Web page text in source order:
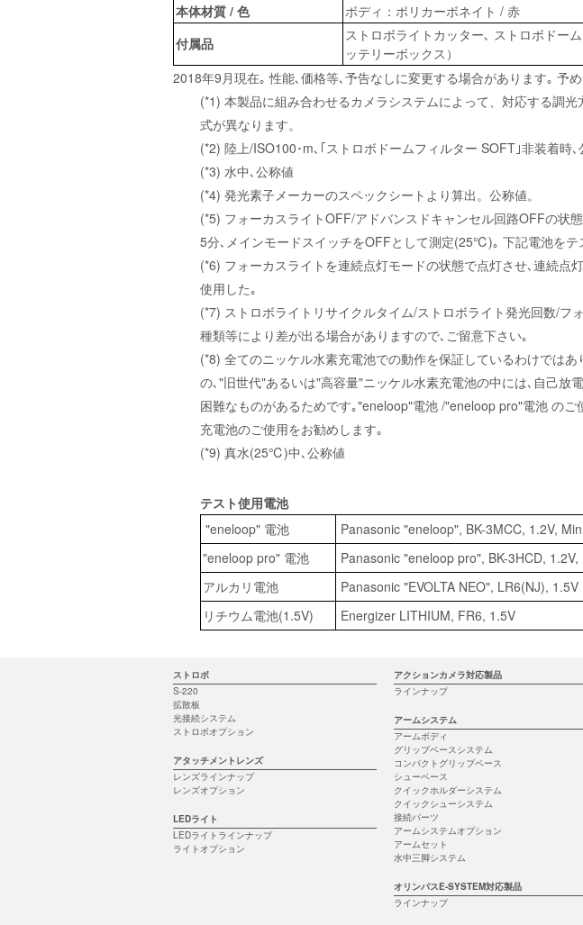
本体材質 / 色
ボディ：ポリカーボネイト / 赤
付属品
ストロボライトカッター､ ストロボドー
ッテリーボックス）
2018年9月現在｡ 性能､価格等､予告なしに変更する場合があります｡ 予
(*1) 本製品に組み合わせるカメラシステムによって、対応する調
式が異なります。
(*2) 陸上/ISO100･m､｢ストロボドームフィルター SOFT｣非装着時､
(*3) 水中､公称値
(*4) 発光素子メーカーのスペックシートより算出。公称値。
(*5) フォーカスライトOFF/アドバンスドキャンセル回路OFFの状
5分､メインモードスイッチをOFFとして測定(25℃)｡ 下記電池をテ
(*6) フォーカスライトを連続点灯モードの状態で点灯させ､連続
使用した｡
(*7) ストロボライトリサイクルタイム/ストロボライト発光回数/
種類等により差が出る場合がありますので､ご留意下さい｡
(*8) 全てのニッケル水素充電池での動作を保証しているわけでは
の､"旧世代"あるいは"高容量"ニッケル水素充電池の中には､自己
困難なものがあるためです｡"eneloop"電池 /"eneloop pro"電池 の
充電池のご使用をお勧めします｡
(*9) 真水(25℃)中､公称値
テスト使用電池
"eneloop" 電池
Panasonic "eneloop", BK-3MCC, 1.2V,
"eneloop pro" 電池
Panasonic "eneloop pro", BK-3HCD,
アルカリ電池
Panasonic "EVOLTA NEO", LR6(NJ), 1.5V
リチウム電池(1.5V)
Energizer LITHIUM, FR6, 1.5V
ストロボ
S-220
拡散板
光接続システム
ストロボオプション
アタッチメントレンズ
レンズラインナップ
レンズオプション
LEDライト
LEDライトラインナップ
ライトオプション
アクションカメラ対応製品
ラインナップ
アームシステム
アームボディ
グリップベースシステム
コンパクトグリップベース
シューベース
クイックホルダーシステム
クイックシューシステム
接続パーツ
アームシステムオプション
アームセット
水中三脚システム
オリンパスE-SYSTEM対応製品
ラインナップ